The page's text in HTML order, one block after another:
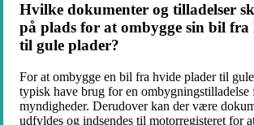
Hvilke dokumenter og tilladelser
på plads for at ombygge sin bil fra
til gule plader?
For at ombygge en bil fra hvide plader til
typisk have brug for en ombygningstilladelse
myndigheder. Derudover kan der være
udfyldes og indsendes til motorregisteret for